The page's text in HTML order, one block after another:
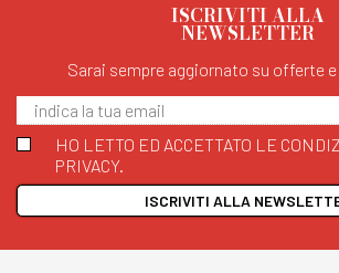
ISCRIVITI ALLA
NEWSLETTER
Sarai sempre aggiornato su offerte
HO LETTO ED ACCETTATO LE
PRIVACY.
ISCRIVITI ALLA